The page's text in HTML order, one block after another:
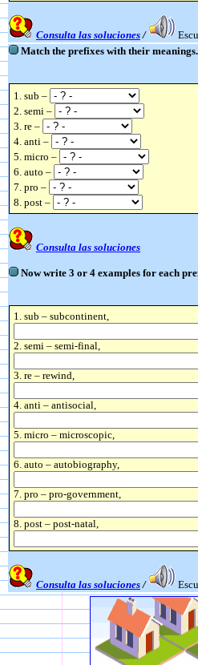
Consulta las soluciones/
Match the prefixes with their meanings.
1. sub –
2. semi –
3. re –
4. anti –
5. micro –
6. auto –
7. pro –
8. post –
Consulta las soluciones
Now write 3 or 4 examples for each
1. sub – subcontinent,
2. semi – semi-final,
3. re – rewind,
4. anti – antisocial,
5. micro – microscopic,
6. auto – autobiography,
7. pro – pro-government,
8. post – post-natal,
Consulta las soluciones/